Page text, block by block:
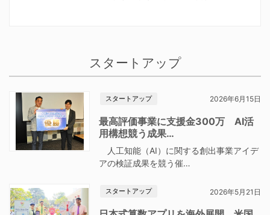
スタートアップ
スタートアップ 2026年6月15日
最高評価事業に支援金300万 AI活
用構想競う成果…
人工知能（AI）に関する創出事業アイデ
アの検証成果を競う催…
スタートアップ 2026年5月21日